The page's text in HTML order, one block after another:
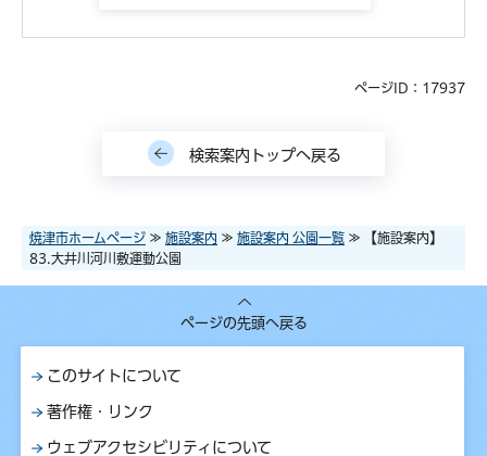
ページID：17937
検索案内トップへ戻る
焼津市ホームページ ≫ 施設案内 ≫ 施設案内 公園一覧 ≫ 【施設案内】
83.大井川河川敷運動公園
ページの先頭へ戻る
このサイトについて
著作権・リンク
ウェブアクセシビリティについて